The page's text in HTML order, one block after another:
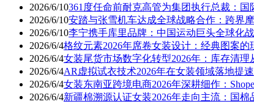
2026/6/10361度任命前耐克高管为集团执行总裁：国
2026/6/10安踏与张雪机车达成全球战略合作：跨界
2026/6/10李宁携手库里品牌：中国运动巨头全球化
2026/6/4格纹元素2026年席卷女装设计：经典图案
2026/6/4女装尾货市场数字化转型2026年：库存清
2026/6/4AR虚拟试衣技术2026年在女装领域落地提
2026/6/4女装东南亚跨境电商2026年深耕细作：
2026/6/4新疆棉溯源认证女装2026年走向主流：国